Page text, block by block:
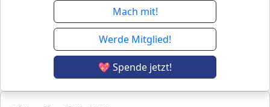
Mach mit!
Werde Mitglied!
💖 Spende jetzt!